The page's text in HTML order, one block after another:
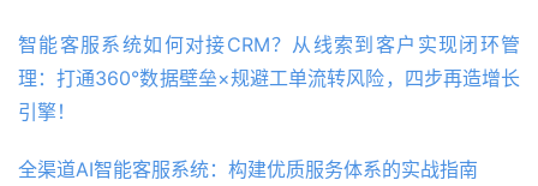
智能客服系统如何对接CRM？从线索到客户实现闭环管
理：打通360°数据壁垒×规避工单流转风险，四步再造增长
引擎！
全渠道AI智能客服系统：构建优质服务体系的实战指南